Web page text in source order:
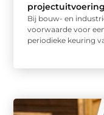
projectuitvoering
Bij bouw- en
voorwaarde voor
periodieke keuring